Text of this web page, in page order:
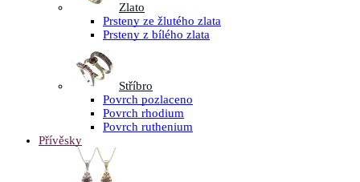
Zlato
Prsteny ze žlutého zlata
Prsteny z bílého zlata
Stříbro
Povrch pozlaceno
Povrch rhodium
Povrch ruthenium
Přívěsky